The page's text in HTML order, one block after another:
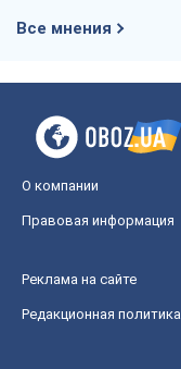
Все мнения
О компании
Правовая информация
Реклама на сайте
Редакционная политика